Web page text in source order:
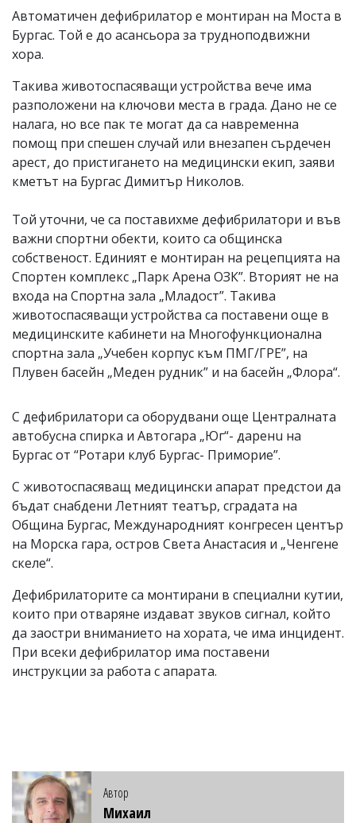
Ако
обиден
за
коментар,
сигнализирайте
ни!
Автоматичен дефибрилатор е монтиран на Моста в
Бургас. Той е до асансьора за трудноподвижни
хора.
Такива животоспасяващи устройства вече има
разположени на ключови места в града. Дано не се
налага, но все пак те могат да са навременна
помощ при спешен случай или внезапен сърдечен
арест, до пристигането на медицински екип, заяви
кметът на Бургас Димитър Николов.
Той уточни, че са поставихме дефибрилатори и във
важни спортни обекти, които са общинска
собственост. Единият е монтиран на рецепцията на
Спортен комплекс „Парк Арена ОЗК”. Вторият не на
входа на Спортна зала „Младост”. Такива
животоспасяващи устройства са поставени още в
медицинските кабинети на Многофункционална
спортна зала „Учебен корпус към ПМГ/ГРЕ”, на
Плувен басейн „Меден рудник” и на басейн „Флора“.
С дефибрилатори са оборудвани още Централната
автобусна спирка и Автогара „Юг“- даренu на
Бургас от “Ротари клуб Бургас- Приморие”.
С животоспасяващ медицински апарат предстои да
бъдат снабдени Летният театър, сградата на
Община Бургас, Международният конгресен център
на Морска гара, остров Света Анастасия и „Ченгене
скеле“.
Дефибрилаторите са монтирани в специални кутии,
които при отваряне издават звуков сигнал, който
да заостри вниманието на хората, че има инцидент.
При всеки дефибрилатор има поставени
инструкции за работа с апарата.
Автор
Михаил